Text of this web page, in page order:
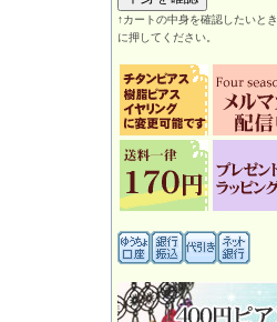
↑カートの中身を確認したいとき
に押してください。